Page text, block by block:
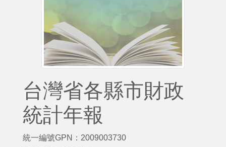
台灣省各縣市財政
統計年報
統一編號GPN：2009003730